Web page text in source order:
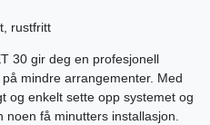
rustfritt
30 gir deg en profesjonell
mindre arrangementer. Med
og enkelt sette opp systemet og
få minutters installasjon.